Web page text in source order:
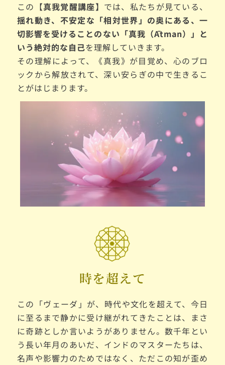
この【真我覚醒講座】 では、私たちが見ている、
揺れ動き、不安定な「相対世界」の奥にある、一
切影響を受けることのない「真我（Ātman）」と
いう絶対的な自己を理解していきます。
その理解によって、《真我》が目覚め、心のブロ
ックから解放されて、深い安らぎの中で生きるこ
とがはじまります。
時を超えて
この「ヴェーダ」が、時代や文化を超えて、今日
に至るまで静かに受け継がれてきたことは、まさ
に奇跡としか言いようがありません。数千年とい
う長い年月のあいだ、インドのマスターたちは、
名声や影響力のためではなく、ただこの知が歪め